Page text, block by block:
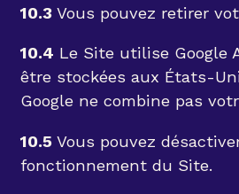
10.3Vous pouvez retirer
10.4 Le Site utilise Google
être stockées aux États-
Google ne combine pas
10.5Vous pouvez
fonctionnement du Site.